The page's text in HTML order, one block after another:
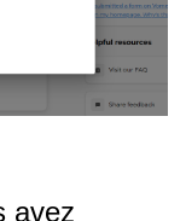
avez